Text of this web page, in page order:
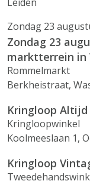
Zondag 23
Zondag 23
marktterrein in
Rommelmarkt
Berkheistraat,
Kringloop Altijd
Kringloopwinkel
Koolmeeslaan 1,
Kringloop